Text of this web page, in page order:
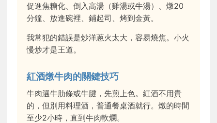
促進焦糖化、倒入高湯（雞湯或牛湯）、燉20
分鐘、放進碗裡、鋪起司、烤到金黃。
我常犯的錯誤是炒洋蔥火太大，容易燒焦。小火
慢炒才是王道。
紅酒燉牛肉的關鍵技巧
牛肉選牛肋條或牛腱，先煎上色。紅酒不用貴
的，但別用料理酒，普通餐桌酒就行。燉的時間
至少2小時，直到牛肉軟爛。